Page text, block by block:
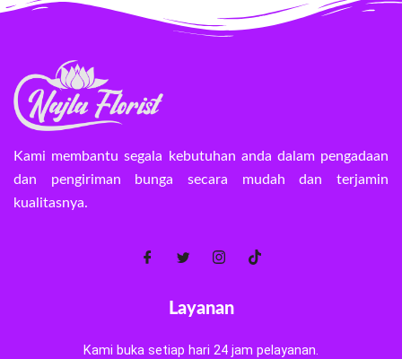
Kami membantu segala kebutuhan anda dalam pengadaan
dan pengiriman bunga secara mudah dan terjamin
kualitasnya.
Layanan
Kami buka setiap hari 24 jam pelayanan.